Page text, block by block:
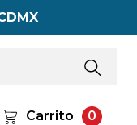
Carrito 0